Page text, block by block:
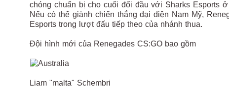
chóng chuẩn bị cho cuối đối đầu với Sharks Esports
Nếu có thể giành chiến thắng đại diện Nam Mỹ,
Esports trong lượt đấu tiếp theo của nhánh thua.
Đội hình mới của Renegades CS:GO bao gồm
Liam "malta" Schembri